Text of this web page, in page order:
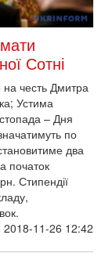
Сотні
на честь Дмитра
Устима
– Дня
по
два
початок
Стипендії
2018-11-26 12:42